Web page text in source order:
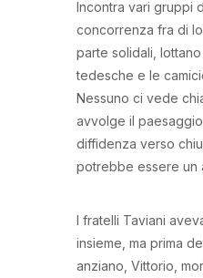
Incontra vari gruppi
concorrenza fra di
parte solidali,
tedesche e le
Nessuno ci vede
avvolge il
diffidenza verso
potrebbe essere un
I fratelli Taviani
insieme, ma prima
anziano, Vittorio,